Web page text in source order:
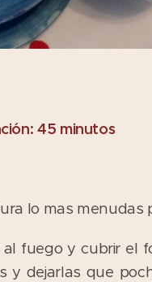
45 minutos
lo mas menudas
fuego y cubrir el
y dejarlas que